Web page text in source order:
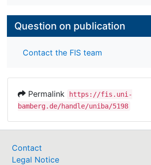
Question on publication
Contact the FIS team
Permalink
https://fis.uni-
bamberg.de/handle/uniba/5198
Contact
Legal Notice